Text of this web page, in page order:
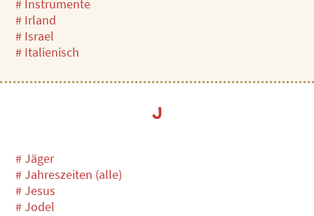
# Instrumente
# Irland
# Israel
# Italienisch
J
# Jäger
# Jahreszeiten (alle)
# Jesus
# Jodel